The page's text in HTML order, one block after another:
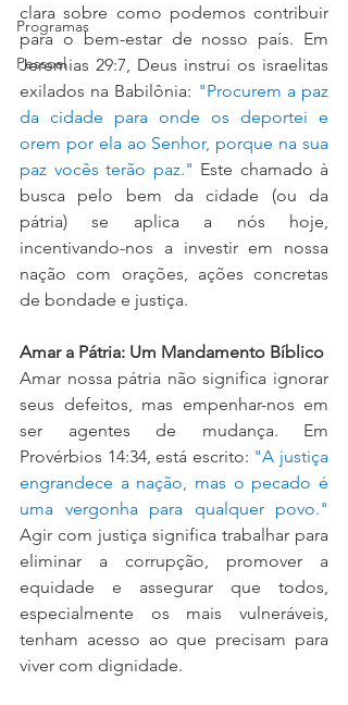
Programas
Pessoal
clara sobre como podemos contribuir
para o bem-estar de nosso país. Em
Jeremias 29:7, Deus instrui os israelitas
exilados na Babilônia: "Procurem a paz
da cidade para onde os deportei e
orem por ela ao Senhor, porque na sua
paz vocês terão paz." Este chamado à
busca pelo bem da cidade (ou da
pátria) se aplica a nós hoje,
incentivando-nos a investir em nossa
nação com orações, ações concretas
de bondade e justiça.
Amar a Pátria: Um Mandamento Bíblico
Amar nossa pátria não significa ignorar
seus defeitos, mas empenhar-nos em
ser agentes de mudança. Em
Provérbios 14:34, está escrito: "A justiça
engrandece a nação, mas o pecado é
Agir com justiça significa trabalhar para
eliminar a corrupção, promover a
equidade e assegurar que todos,
especialmente os mais vulneráveis,
tenham acesso ao que precisam para
viver com dignidade.